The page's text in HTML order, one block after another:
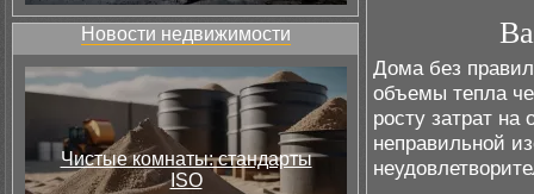
Новости недвижимости
Чистые комнаты: стандарты
ISO
Дома без
объемы тепла
росту затрат на
неправильной